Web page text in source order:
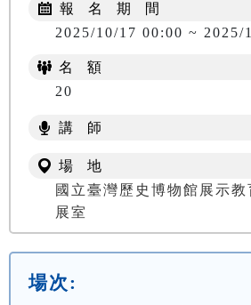
報 名 期 間
2025/10/17 00:00 ~ 2025/
名 額
20
講 師
場 地
國立臺灣歷史博物館展示
展室
場次: